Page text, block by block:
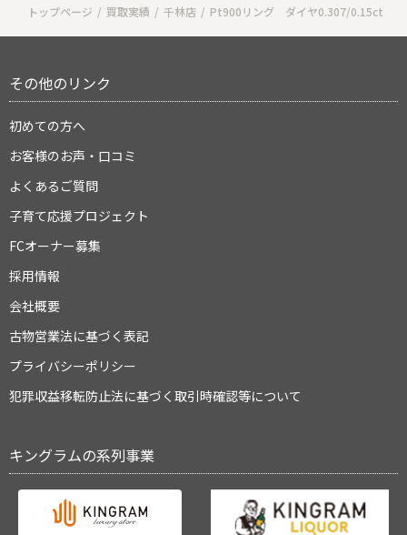
トップページ 買取実績 千林店 Pt900リング ダイヤ0.307/0.15ct
その他のリンク
初めての方へ
お客様のお声・口コミ
よくあるご質問
子育て応援プロジェクト
FCオーナー募集
採用情報
会社概要
古物営業法に基づく表記
プライバシーポリシー
犯罪収益移転防止法に基づく取引時確認等について
キングラムの系列事業